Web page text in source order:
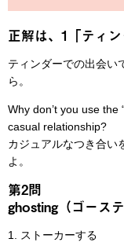
正解は、1「ティン
ティンダーでの出会い
ら。
Why don’t you use the
casual relationship?
カジュアルなつき合い
よ。
第2問
ghosting（ゴーステ
1. ストーカーする